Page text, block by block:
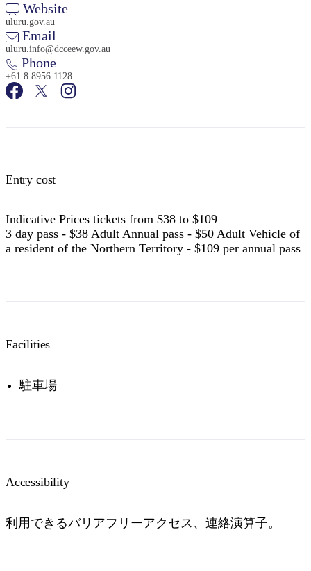
Website
uluru.gov.au
Email
uluru.info@dcceew.gov.au
Phone
+61 8 8956 1128
Entry cost
Indicative Prices tickets from $38 to $109
3 day pass - $38 Adult Annual pass - $50 Adult Vehicle of
a resident of the Northern Territory - $109 per annual pass
Facilities
駐車場
Accessibility
利用できるバリアフリーアクセス、連絡演算子。